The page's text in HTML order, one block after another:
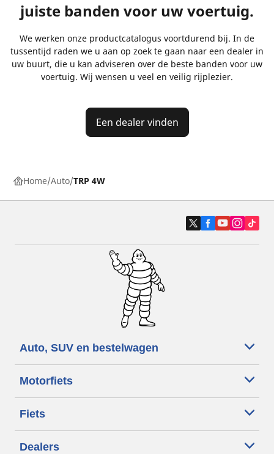
juiste banden voor uw voertuig.
We werken onze productcatalogus voortdurend bij. In de
tussentijd raden we u aan op zoek te gaan naar een dealer in
uw buurt, die u kan adviseren over de beste banden voor uw
voertuig. Wij wensen u veel en veilig rijplezier.
Een dealer vinden
Home Auto TRP 4W
Auto, SUV en bestelwagen
Motorfiets
Fiets
Dealers